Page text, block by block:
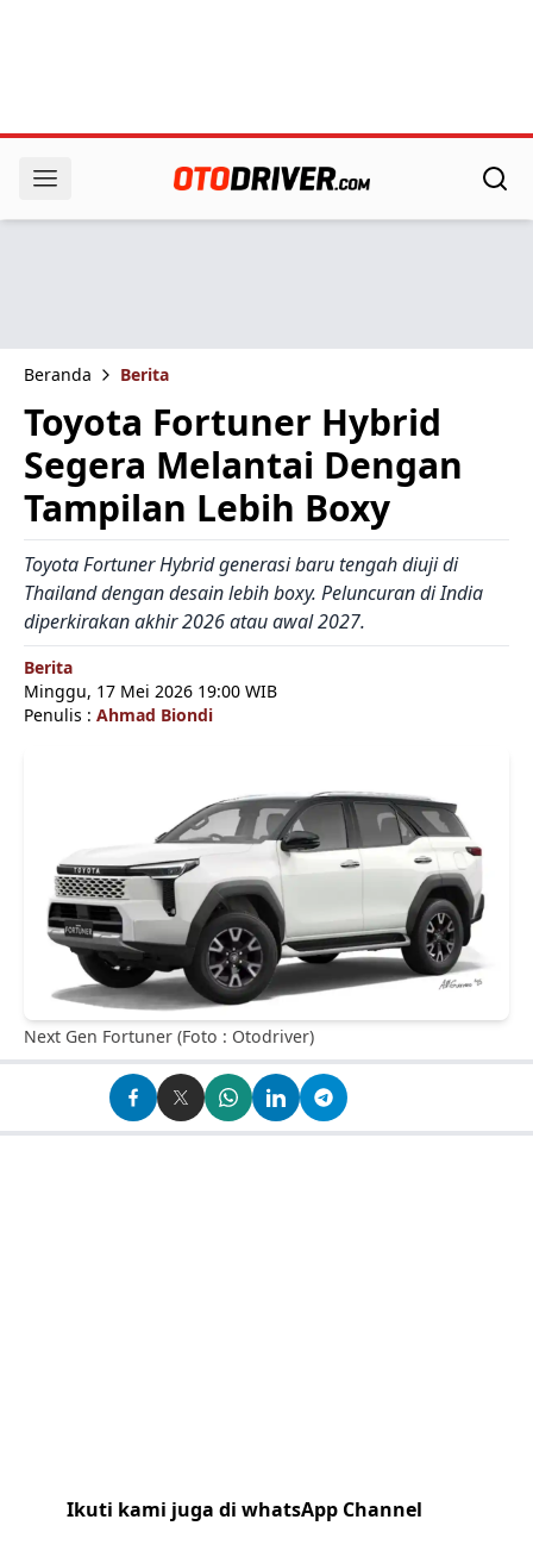
Beranda Berita
Toyota Fortuner Hybrid
Segera Melantai Dengan
Tampilan Lebih Boxy
Toyota Fortuner Hybrid generasi baru tengah diuji di
Thailand dengan desain lebih boxy. Peluncuran di India
diperkirakan akhir 2026 atau awal 2027.
Berita
Minggu, 17 Mei 2026 19:00 WIB
Penulis : Ahmad Biondi
Next Gen Fortuner (Foto : Otodriver)
Ikuti kami juga di whatsApp Channel